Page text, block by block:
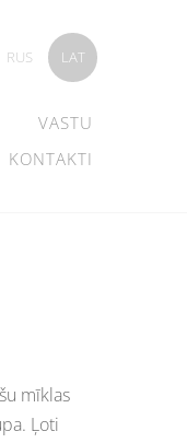
VASTU
KONTAKTI
RUS LAT
mīklas
Ļoti